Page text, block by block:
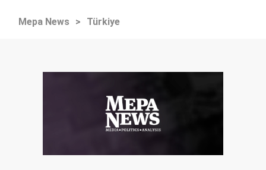
Mepa News > Türkiye